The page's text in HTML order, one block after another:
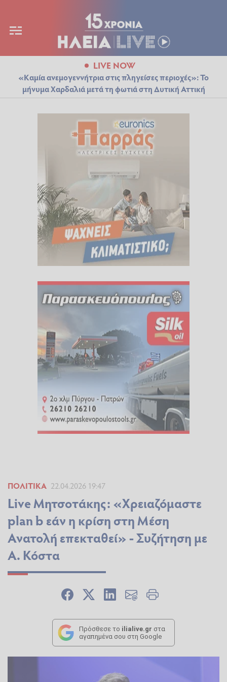
LIVE NOW
«Καμία ανεμογεννήτρια στις πληγείσες περιοχές»: Το
μήνυμα Χαρδαλιά μετά τη φωτιά στη Δυτική Αττική
ΠΟΛΙΤΙΚΆ 22.04.2026 19:47
Live Μητσοτάκης: «Xρειαζόμαστε
plan b εάν η κρίση στη Μέση
Ανατολή επεκταθεί» - Συζήτηση με
Α. Κόστα
Πρόσθεσε το ilialive.gr στα
αγαπημένα σου στη Google